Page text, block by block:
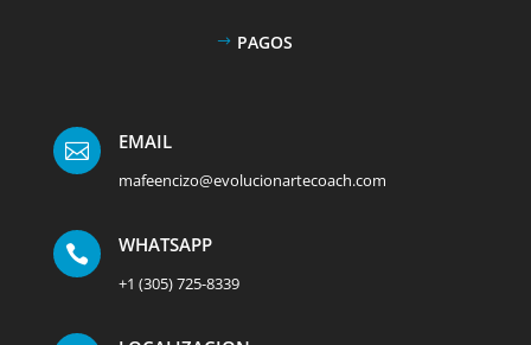
PAGOS
 EMAIL
mafeencizo@evolucionartecoach.com
 WHATSAPP
+1 (305) 725-8339